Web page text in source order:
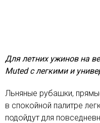
Для летних ужинов на
Muted с легкими и
Льняные рубашки,
в спокойной палитре
подойдут для